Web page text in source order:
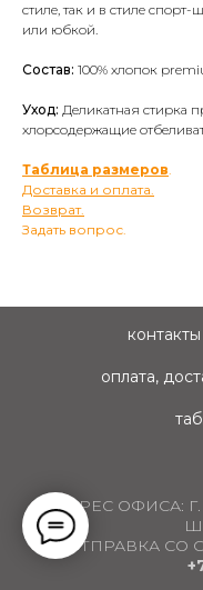
стиле, так и в стиле
или юбкой.
Состав: 100% хлопок
Уход: Деликатная стирка
хлорсодержащие
Таблица размеров.
Доставка и оплата.
Возврат.
Задать вопрос.
контакты
оплата,
АДРЕС ОФИСА:
ОТПРАВКА СО